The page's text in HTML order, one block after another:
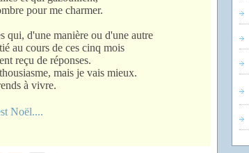
pour me charmer.
qui, d'une manière ou d'une autre
au cours de ces cinq mois
reçu de réponses.
mais je vais mieux.
à vivre.